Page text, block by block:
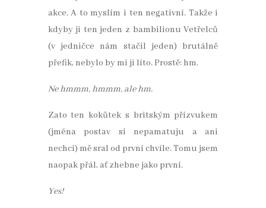
akce. A to myslím i ten negativní. Takže i
kdyby ji ten jeden z bambilionu Vetřelců
(v jedničce nám stačil jeden) brutálně
přefik, nebylo by mi ji líto. Prostě: hm.
Ne hmmm, hmmm, ale hm.
Zato ten kokůtek s britským přízvukem
(jména postav si nepamatuju a ani
nechci) mě sral od první chvíle. Tomu jsem
naopak přál, ať zhebne jako první.
Yes!